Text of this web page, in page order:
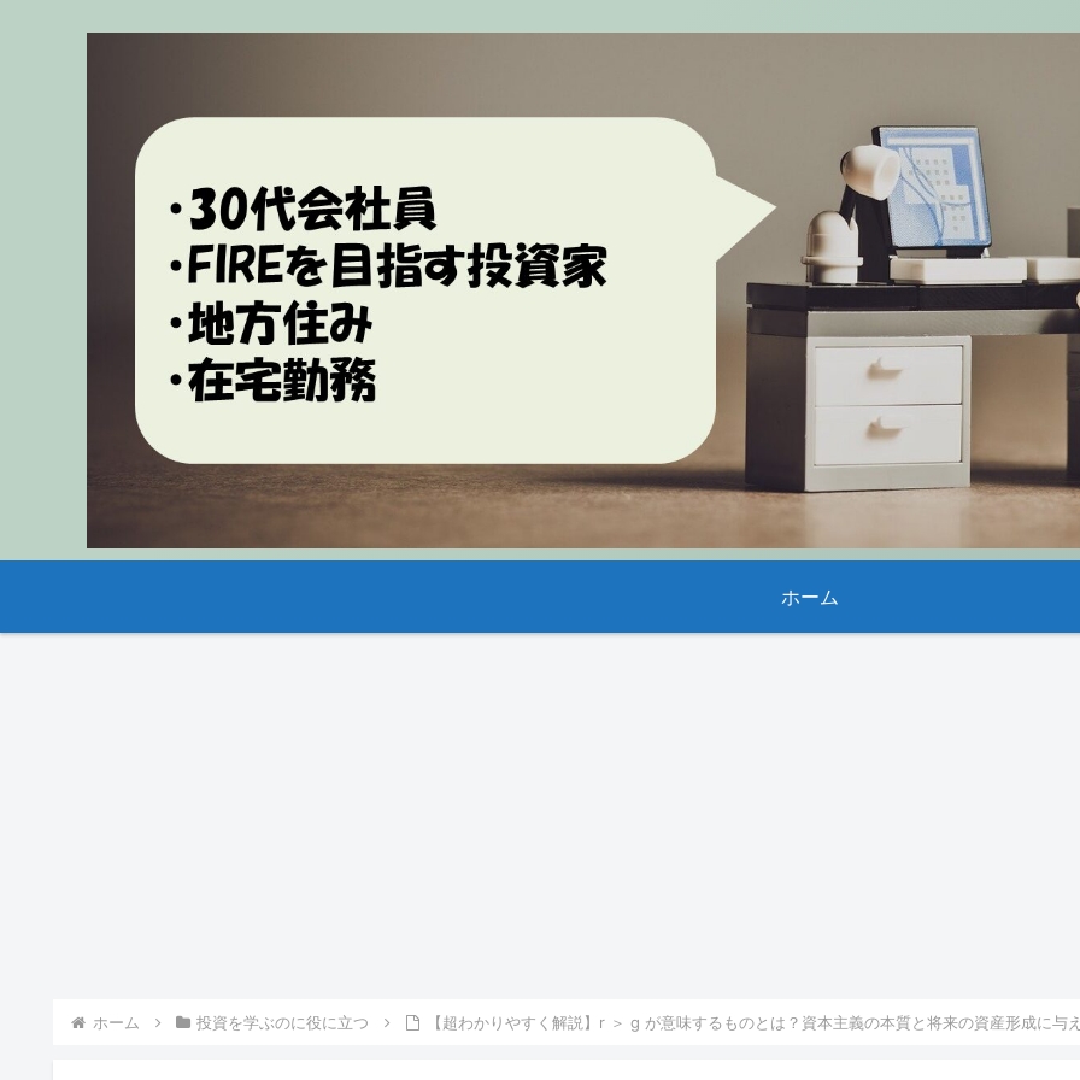
ホーム
ホーム 投資を学ぶのに役に立つ 【超わかりやすく解説】r ＞ g が意味するものとは？資本主義の本質と将来の資産形成に与